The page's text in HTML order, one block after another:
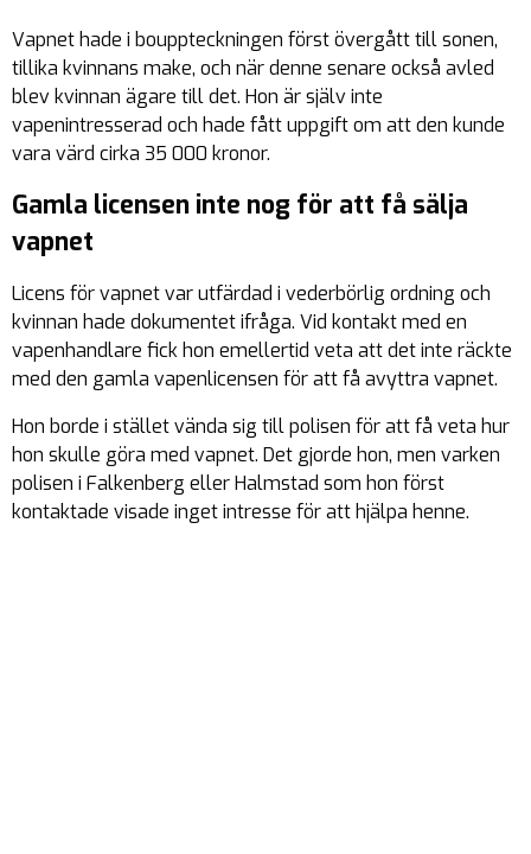
Vapnet hade i bouppteckningen först övergått till sonen,
tillika kvinnans make, och när denne senare också avled
blev kvinnan ägare till det. Hon är själv inte
vapenintresserad och hade fått uppgift om att den kunde
vara värd cirka 35 000 kronor.
Gamla licensen inte nog för att få sälja
vapnet
Licens för vapnet var utfärdad i vederbörlig ordning och
kvinnan hade dokumentet ifråga. Vid kontakt med en
vapenhandlare fick hon emellertid veta att det inte räckte
med den gamla vapenlicensen för att få avyttra vapnet.
Hon borde i stället vända sig till polisen för att få veta hur
hon skulle göra med vapnet. Det gjorde hon, men varken
polisen i Falkenberg eller Halmstad som hon först
kontaktade visade inget intresse för att hjälpa henne.